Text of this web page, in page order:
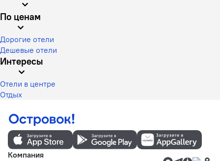
По ценам
Дорогие отели
Дешевые отели
Интересы
Отели в центре
Отдых
Компания